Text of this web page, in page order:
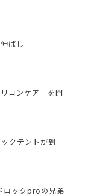
ばし
コンケア」を開
クテントが到
ロックproの兄弟